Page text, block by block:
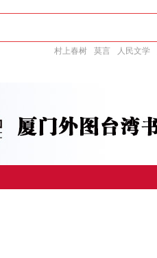
村上春树 莫言 人民文学